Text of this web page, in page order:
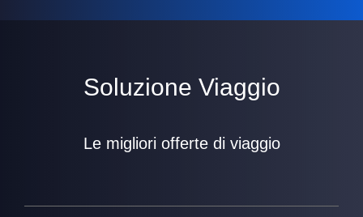
Soluzione Viaggio
Le migliori offerte di viaggio